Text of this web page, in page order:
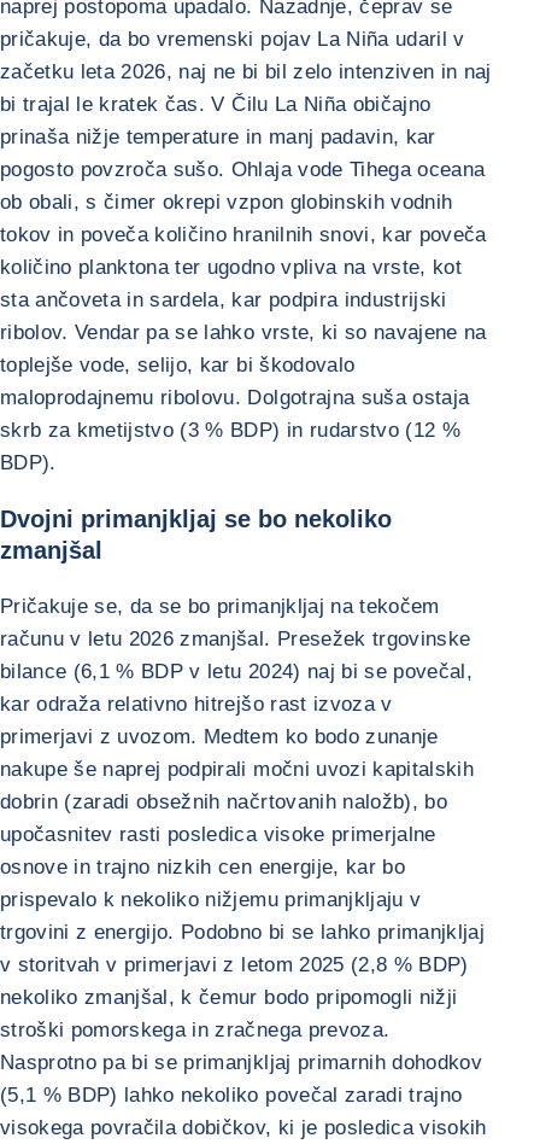
naprej postopoma upadalo. Nazadnje, čeprav se
pričakuje, da bo vremenski pojav La Niña udaril v
začetku leta 2026, naj ne bi bil zelo intenziven in naj
bi trajal le kratek čas. V Čilu La Niña običajno
prinaša nižje temperature in manj padavin, kar
pogosto povzroča sušo. Ohlaja vode Tihega oceana
ob obali, s čimer okrepi vzpon globinskih vodnih
tokov in poveča količino hranilnih snovi, kar poveča
količino planktona ter ugodno vpliva na vrste, kot
sta ančoveta in sardela, kar podpira industrijski
ribolov. Vendar pa se lahko vrste, ki so navajene na
toplejše vode, selijo, kar bi škodovalo
maloprodajnemu ribolovu. Dolgotrajna suša ostaja
skrb za kmetijstvo (3 % BDP) in rudarstvo (12 %
BDP).
Dvojni primanjkljaj se bo nekoliko
zmanjšal
Pričakuje se, da se bo primanjkljaj na tekočem
računu v letu 2026 zmanjšal. Presežek trgovinske
bilance (6,1 % BDP v letu 2024) naj bi se povečal,
kar odraža relativno hitrejšo rast izvoza v
primerjavi z uvozom. Medtem ko bodo zunanje
nakupe še naprej podpirali močni uvozi kapitalskih
dobrin (zaradi obsežnih načrtovanih naložb), bo
upočasnitev rasti posledica visoke primerjalne
osnove in trajno nizkih cen energije, kar bo
prispevalo k nekoliko nižjemu primanjkljaju v
trgovini z energijo. Podobno bi se lahko primanjkljaj
v storitvah v primerjavi z letom 2025 (2,8 % BDP)
nekoliko zmanjšal, k čemur bodo pripomogli nižji
stroški pomorskega in zračnega prevoza.
Nasprotno pa bi se primanjkljaj primarnih dohodkov
(5,1 % BDP) lahko nekoliko povečal zaradi trajno
visokega povračila dobičkov, ki je posledica visokih